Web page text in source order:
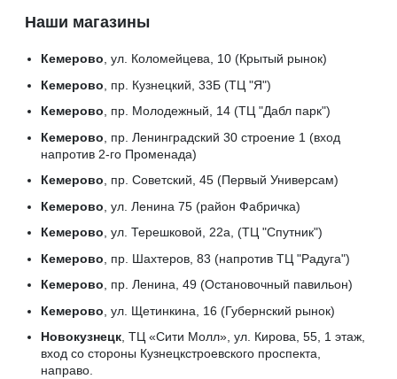
Наши магазины
Кемерово, ул. Коломейцева, 10 (Крытый рынок)
Кемерово , пр. Кузнецкий, 33Б (ТЦ "Я")
Кемерово, пр. Молодежный, 14 (ТЦ "Дабл парк")
Кемерово , пр. Ленинградский 30 строение 1 (вход
напротив 2-го Променада)
Кемерово, пр. Советский, 45 (Первый Универсам)
Кемерово , ул. Ленина 75 (район Фабричка)
Кемерово, ул. Терешковой, 22а, (ТЦ "Спутник")
Кемерово , пр. Шахтеров, 83 (напротив ТЦ "Радуга")
Кемерово, пр. Ленина, 49 (Остановочный павильон)
Кемерово , ул. Щетинкина, 16 (Губернский рынок)
Новокузнецк, ТЦ «Сити Молл», ул. Кирова, 55, 1 этаж,
вход со стороны Кузнецкстроевского проспекта,
направо.